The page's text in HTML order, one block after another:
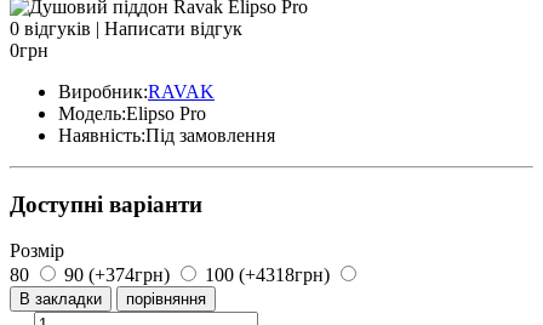
0 відгуків | Написати відгук
0грн
Виробник:RAVAK
Модель:Elipso Pro
Наявність:Під замовлення
Доступні варіанти
Розмір
80
90 (+374грн) 100 (+4318грн)
В закладки порівняння